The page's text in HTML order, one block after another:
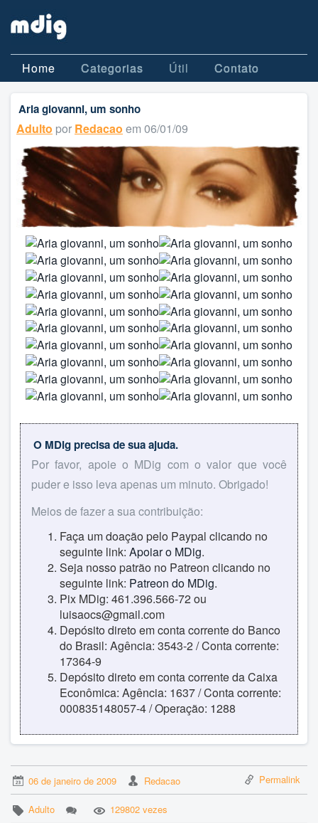
Home Categorias Útil Contato
Aria giovanni, um sonho
Adulto por Redacao em 06/01/09
O MDig precisa de sua ajuda.
Por favor, apoie o MDig com o valor que você
puder e isso leva apenas um minuto. Obrigado!
Meios de fazer a sua contribuição:
Faça um doação pelo Paypal clicando no
seguinte link: Apoiar o MDig.
Seja nosso patrão no Patreon clicando no
seguinte link: Patreon do MDig.
Pix MDig: 461.396.566-72 ou
luisaocs@gmail.com
Depósito direto em conta corrente do Banco
do Brasil: Agência: 3543-2 / Conta corrente:
17364-9
Depósito direto em conta corrente da Caixa
Econômica: Agência: 1637 / Conta corrente:
000835148057-4 / Operação: 1288
06 de janeiro de 2009 Redacao Permalink
Adulto 129802 vezes